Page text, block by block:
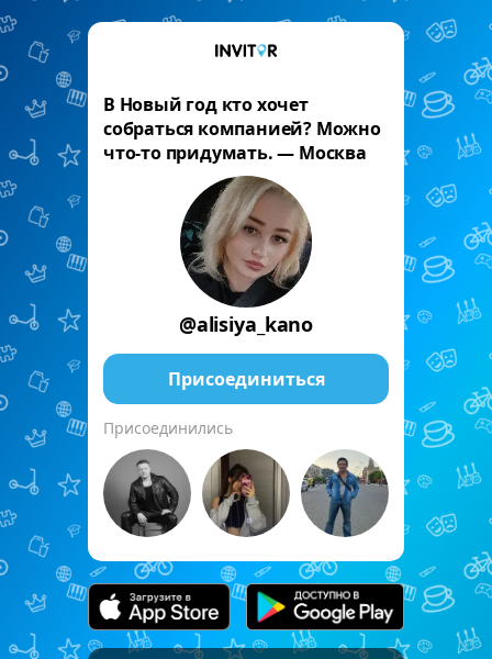
В Новый год кто хочет
собраться компанией? Можно
что-то придумать. — Москва
@alisiya_kano
Присоединиться
Присоединились